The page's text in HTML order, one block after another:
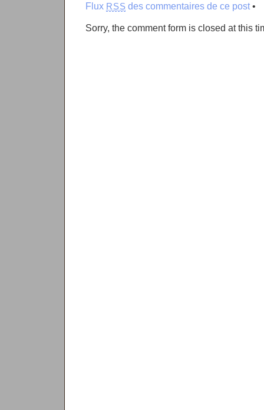
Flux RSS des commentaires de ce post•
Sorry, the comment form is closed at this